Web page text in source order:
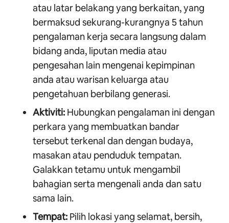
atau latar belakang yang berkaitan, yang
bermaksud sekurang-kurangnya 5 tahun
pengalaman kerja secara langsung dalam
bidang anda, liputan media atau
pengesahan lain mengenai kepimpinan
anda atau warisan keluarga atau
pengetahuan berbilang generasi.
Aktiviti: Hubungkan pengalaman ini dengan
perkara yang membuatkan bandar
tersebut terkenal dan dengan budaya,
masakan atau penduduk tempatan.
Galakkan tetamu untuk mengambil
bahagian serta mengenali anda dan satu
sama lain.
Tempat: Pilih lokasi yang selamat, bersih,